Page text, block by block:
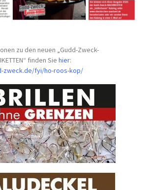
zu den neuen „Gudd-Zweck-
finden Siehier:
zweck.de/fyi/ho-roos-kop/